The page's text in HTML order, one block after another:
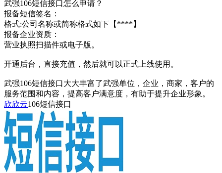
武强106短信接口怎么申请？
报备短信签名：
格式:公司名称或简称格式如下【****】
报备企业资质：
营业执照扫描件或电子版。
开通后台，直接充值，然后就可以正式上线使用。
武强106短信接口大大丰富了武强单位，企业，商家，客户的
服务范围和内容，提高客户满意度，有助于提升企业形象。
欣欣云106短信接口